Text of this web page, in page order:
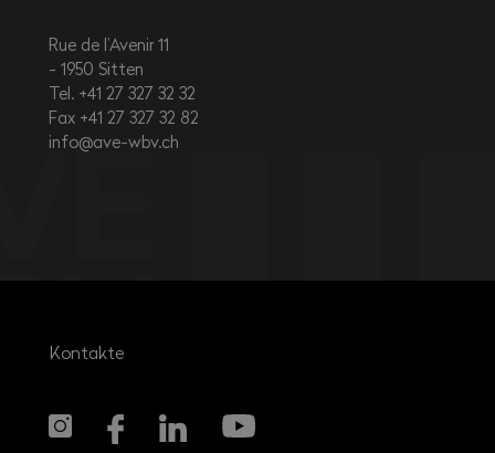
Rue de l’Avenir 11
1950 Sitten
Tel. +41 27 327 32 32
Fax +41 27 327 32 82
info@ave-wbv.ch
Kontakte